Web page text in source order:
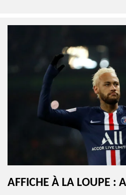
AFFICHE À LA LOUPE :